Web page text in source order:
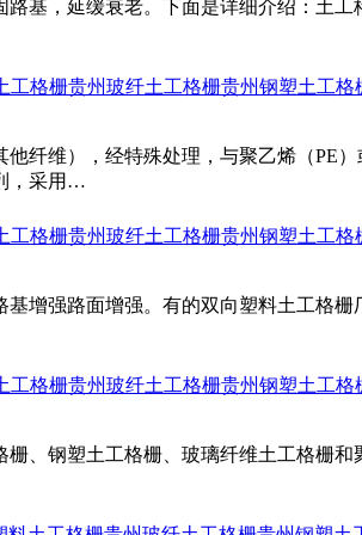
基，延缓衰老。下面是详细介绍：土
工格栅贵州玻纤土工格栅贵州钢塑土工格
纤维），经特殊处理，与聚乙烯（PE
，采用…
工格栅贵州玻纤土工格栅贵州钢塑土工格
增强路面增强。有的双向塑料土工格栅
工格栅贵州玻纤土工格栅贵州钢塑土工格
、钢塑土工格栅、玻璃纤维土工格栅和